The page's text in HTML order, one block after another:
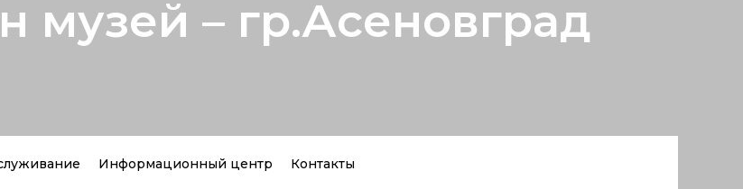
музей – гр.Асеновград
Информационный центр Контакты